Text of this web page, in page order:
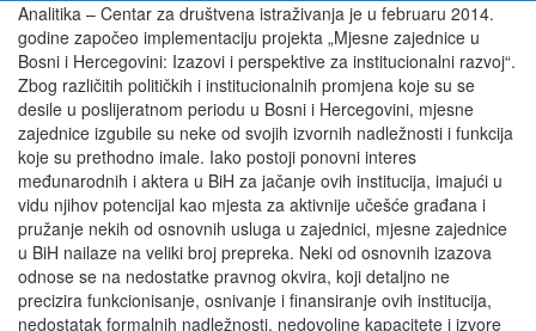
Analitika – Centar za društvena istraživanja je u februaru 2014.
godine započeo implementaciju projekta „Mjesne zajednice u
Bosni i Hercegovini: Izazovi i perspektive za institucionalni razvoj“.
Zbog različitih političkih i institucionalnih promjena koje su se
desile u poslijeratnom periodu u Bosni i Hercegovini, mjesne
zajednice izgubile su neke od svojih izvornih nadležnosti i funkcija
koje su prethodno imale. Iako postoji ponovni interes
međunarodnih i aktera u BiH za jačanje ovih institucija, imajući u
vidu njihov potencijal kao mjesta za aktivnije učešće građana i
pružanje nekih od osnovnih usluga u zajednici, mjesne zajednice
u BiH nailaze na veliki broj prepreka. Neki od osnovnih izazova
odnose se na nedostatke pravnog okvira, koji detaljno ne
precizira funkcionisanje, osnivanje i finansiranje ovih institucija,
nedostatak formalnih nadležnosti, nedovoljne kapacitete i izvore